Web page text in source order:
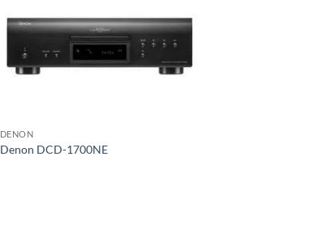
DENON
Denon DCD-1700NE